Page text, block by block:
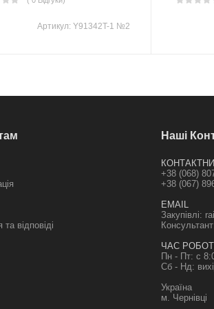
Артикул: Y91342T-1 №2
та відповіді
Наші
+38 (068)
+38 (067)
EMAIL
Закупівлі:
ЧАС
Пн - Пт: с
Сб - Нд:
Україна
м. Чернівці